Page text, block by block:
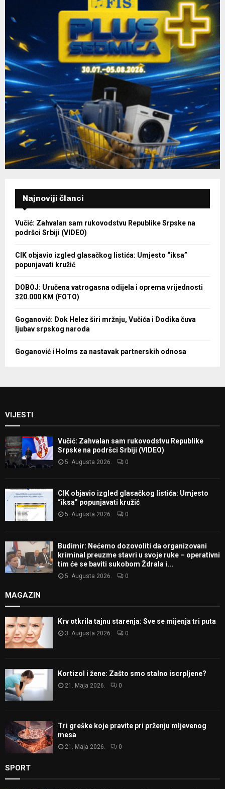
Najnoviji članci
Vučić: Zahvalan sam rukovodstvu Republike Srpske na
podršci Srbiji (VIDEO)
CIK objavio izgled glasačkog listića: Umjesto “iksa”
popunjavati kružić
DOBOJ: Uručena vatrogasna odijela i oprema vrijednosti
320.000 KM (FOTO)
Goganović: Dok Helez širi mržnju, Vučića i Dodika čuva
ljubav srpskog naroda
Goganović i Holms za nastavak partnerskih odnosa
VIJESTI
Vučić: Zahvalan sam rukovodstvu Republike
Srpske na podršci Srbiji (VIDEO)
5. Augusta 2026. 0
CIK objavio izgled glasačkog listića: Umjesto
“iksa” popunjavati kružić
5. Augusta 2026. 0
Budimir: Nećemo dozovoliti da organizovani
kriminal preuzme stavri u svoje ruke – operativni
tim će se baviti sukobom Ždrala i...
5. Augusta 2026. 0
MAGAZIN
Krv otkrila tajnu starenja: Sve se mijenja tri puta
3. Augusta 2026. 0
Kortizol i žene: Zašto smo stalno iscrpljene?
21. Maja 2026. 0
Tri greške koje pravite pri prženju mljevenog
mesa
21. Maja 2026. 0
SPORT